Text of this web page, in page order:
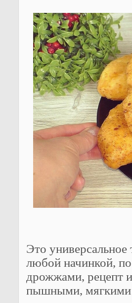
Это
любой начинкой,
дрожжами, рецепт
пышными, мягкими